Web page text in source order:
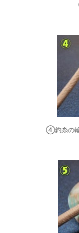
④釣糸の輪